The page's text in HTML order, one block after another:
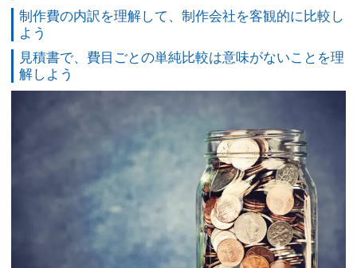
制作費の内訳を理解して、制作会社を客観的に比較し
よう
見積書で、費目ごとの単純比較は意味がないことを理
解しよう